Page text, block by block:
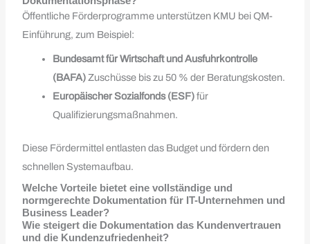
Öffentliche Förderprogramme unterstützen KMU bei QM-
Einführung, zum Beispiel:
Bundesamt für Wirtschaft und Ausfuhrkontrolle
(BAFA) Zuschüsse bis zu 50 % der Beratungskosten.
Europäischer Sozialfonds (ESF)für
Qualifizierungsmaßnahmen.
Diese Fördermittel entlasten das Budget und fördern den
schnellen Systemaufbau.
Welche Vorteile bietet eine vollständige und
normgerechte Dokumentation für IT-Unternehmen und
Business Leader?
Wie steigert die Dokumentation das Kundenvertrauen
und die Kundenzufriedenheit?